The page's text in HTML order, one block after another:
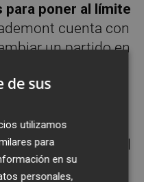
poner al límite
cuenta con
un partido en
sin margen de
ganar para seguir
a convertir el
empujar a las
de sus
utilizamos
para
en su
personales,